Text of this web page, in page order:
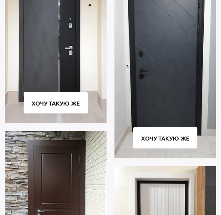
ХОЧУ ТАКУЮ ЖЕ
ХОЧУ ТАКУЮ ЖЕ